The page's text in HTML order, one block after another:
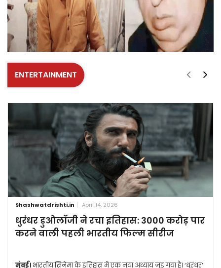
ENTERTAINMENT
Shashwatdrishti.in April 14, 2026
धुरंधर डुओलॉजी ने रचा इतिहास: 3000 करोड़ पार
करने वाली पहली भारतीय फिल्म सीरीज
मुंबई। भारतीय सिनेमा के इतिहास में एक नया अध्याय जुड़ गया है। ‘धुरंधर’